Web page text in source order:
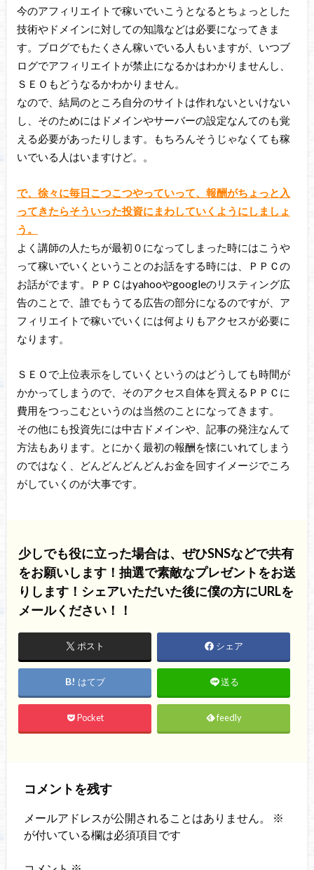
今のアフィリエイトで稼いでいこうとなるとちょっとした
技術やドメインに対しての知識などは必要になってきま
す。ブログでもたくさん稼いでいる人もいますが、いつブ
ログでアフィリエイトが禁止になるかはわかりませんし、
ＳＥＯもどうなるかわかりません。
なので、結局のところ自分のサイトは作れないといけない
し、そのためにはドメインやサーバーの設定なんてのも覚
える必要があったりします。もちろんそうじゃなくても稼
いでいる人はいますけど。。
で、徐々に毎日こつこつやっていって、報酬がちょっと入
ってきたらそういった投資にまわしていくようにしましょ
う。
よく講師の人たちが最初０になってしまった時にはこうや
って稼いでいくということのお話をする時には、ＰＰＣの
お話がでます。ＰＰＣはyahooやgoogleのリスティング広
告のことで、誰でもうてる広告の部分になるのですが、ア
フィリエイトで稼いでいくには何よりもアクセスが必要に
なります。
ＳＥＯで上位表示をしていくというのはどうしても時間が
かかってしまうので、そのアクセス自体を買えるＰＰＣに
費用をつっこむというのは当然のことになってきます。
その他にも投資先には中古ドメインや、記事の発注なんて
方法もあります。とにかく最初の報酬を懐にいれてしまう
のではなく、
どんどんどんどんお金を回すイメージでころ
がしていくのが大事です。
少しでも役に立った場合は、ぜひSNSなどで共有
をお願いします！抽選で素敵なプレゼントをお送
りします！シェアいただいた後に僕の方にURLを
メールください！！
ポスト シェア
はてブ 送る
Pocket feedly
コメントを残す
メールアドレスが公開されることはありません。
※
が付いている欄は必須項目です